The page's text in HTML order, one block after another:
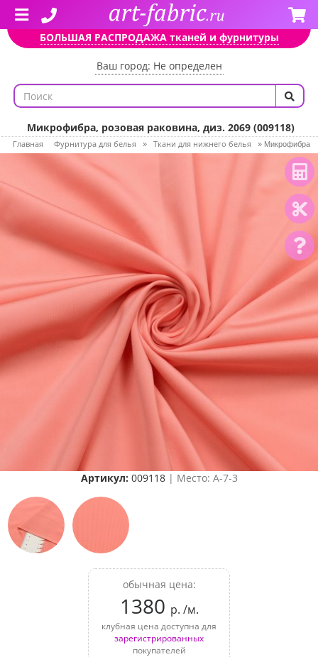
БОЛЬШАЯ РАСПРОДАЖА тканей и фурнитуры
Ваш город: Не определен
Микрофибра, розовая раковина, диз. 2069 (009118)
Главная Фурнитура для белья » Ткани для нижнего белья » Микрофибра
Артикул: 009118| Место: A-7-3
обычная цена:
1380 р. /м.
клубная цена доступна для
зарегистрированных
покупателей